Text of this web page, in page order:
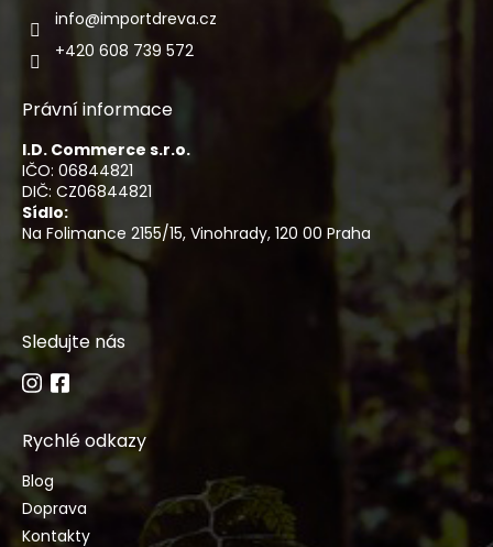
info@importdreva.cz
+420 608 739 572
Právní informace
I.D. Commerce s.r.o.
IČO: 06844821
DIČ: CZ06844821
Sídlo:
Na Folimance 2155/15, Vinohrady, 120 00 Praha
Sledujte nás
Rychlé odkazy
Blog
Doprava
Kontakty